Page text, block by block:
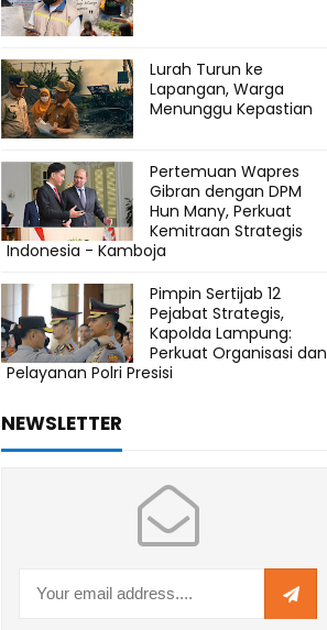
Lurah Turun ke
Lapangan, Warga
Menunggu Kepastian
Pertemuan Wapres
Gibran dengan DPM
Hun Many, Perkuat
Kemitraan Strategis
Indonesia - Kamboja
Pimpin Sertijab 12
Pejabat Strategis,
Kapolda Lampung:
Perkuat Organisasi dan
Pelayanan Polri Presisi
NEWSLETTER